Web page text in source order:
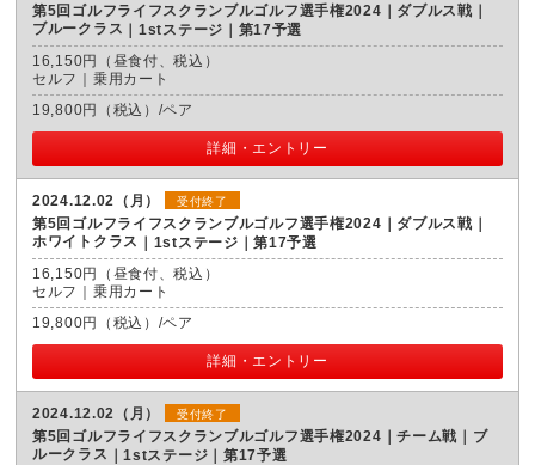
第5回ゴルフライフスクランブルゴルフ選手権2024｜ダブルス戦｜
ブルークラス
1stステージ｜第17予選
16,150円（昼食付、税込）
セルフ｜乗用カート
19,800円（税込）/ペア
詳細・エントリー
2024.12.02（月） 受付終了
第5回ゴルフライフスクランブルゴルフ選手権2024｜ダブルス戦｜
ホワイトクラス
1stステージ｜第17予選
16,150円（昼食付、税込）
セルフ｜乗用カート
19,800円（税込）/ペア
詳細・エントリー
2024.12.02（月） 受付終了
第5回ゴルフライフスクランブルゴルフ選手権2024｜チーム戦｜ブ
ルークラス
1stステージ｜第17予選